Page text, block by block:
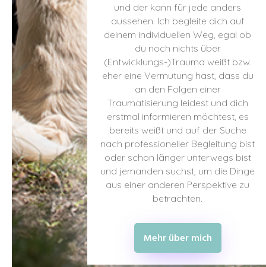
und der kann für jede anders
aussehen. Ich begleite dich auf
deinem individuellen Weg, egal ob
du noch nichts über
(Entwicklungs-)Trauma weißt bzw.
eher eine Vermutung hast, dass du
an den Folgen einer
Traumatisierung leidest und dich
erstmal informieren möchtest, es
bereits weißt und auf der Suche
nach professioneller Begleitung bist
oder schon länger unterwegs bist
und jemanden suchst, um die Dinge
aus einer anderen Perspektive zu
betrachten.
Mehr über mich